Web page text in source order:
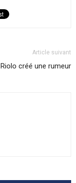
Article suivant
Riolo créé une rumeur